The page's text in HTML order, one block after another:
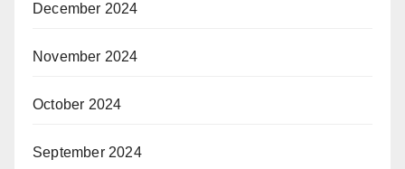
December 2024
November 2024
October 2024
September 2024